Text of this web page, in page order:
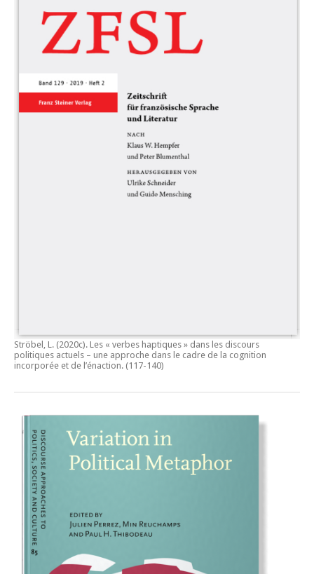
Ströbel, L. (2020c). Les « verbes haptiques » dans les discours
politiques actuels – une approche dans le cadre de la cognition
incorporée et de l’énaction. (117-140)